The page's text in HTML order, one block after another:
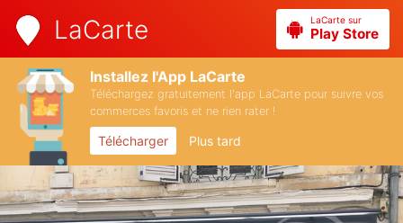
LaCarte LaCarte sur
Play Store
Installez l'App LaCarte
Téléchargez gratuitement l'app LaCarte pour suivre vos
commerces favoris et ne rien rater !
Télécharger Plus tard